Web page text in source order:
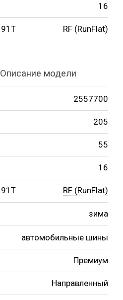
16
91T RF (RunFlat)
Описание модели
2557700
205
55
16
91T RF (RunFlat)
зима
автомобильные шины
Премиум
Направленный